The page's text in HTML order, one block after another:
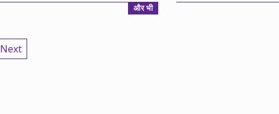
और भी
Next